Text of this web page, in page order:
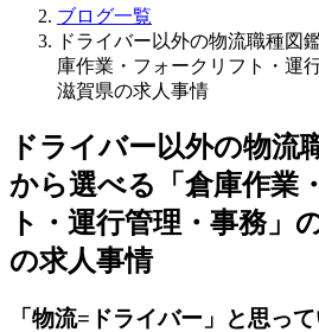
ブログ一覧
ドライバー以外の物流職種図
庫作業・フォークリフト・運
滋賀県の求人事情
ドライバー以外の物流
から選べる「倉庫作業
ト・運行管理・事務」
の求人事情
「物流=ドライバー」と思っ